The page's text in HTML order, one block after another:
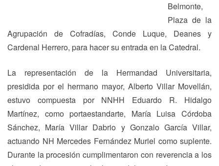
Belmonte,
Plaza de la
Agrupación de Cofradías, Conde Luque, Deanes y
Cardenal Herrero, para hacer su entrada en la Catedral.
La representación de la Hermandad Universitaria,
presidida por el hermano mayor, Alberto Villar Movellán,
estuvo compuesta por NNHH Eduardo R. Hidalgo
Martínez, como portaestandarte, María Luisa Córdoba
Sánchez, María Villar Dabrio y Gonzalo García Villar,
actuando NH Mercedes Fernández Muriel como suplente.
Durante la procesión cumplimentaron con reverencia a los